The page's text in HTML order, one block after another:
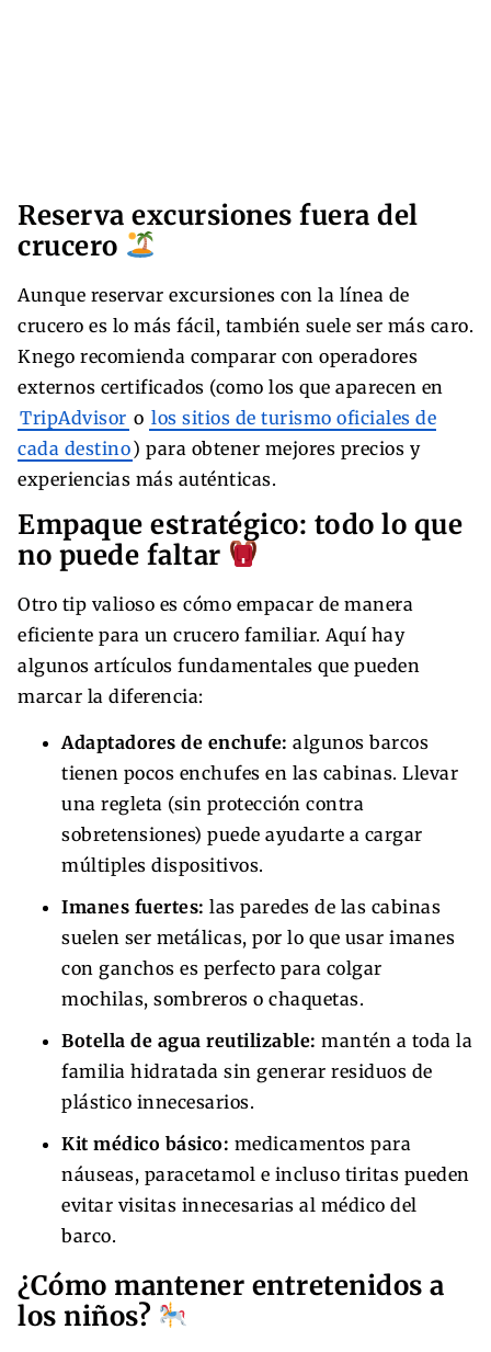
Reserva excursiones fuera del
crucero
Aunque reservar excursiones con la línea de
crucero es lo más fácil, también suele ser más caro.
Knego recomienda comparar con operadores
externos certificados (como los que aparecen en
TripAdvisor o los sitios de turismo oficiales de
cada destino) para obtener mejores precios y
experiencias más auténticas.
Empaque estratégico: todo lo que
no puede faltar
Otro tip valioso es cómo empacar de manera
eficiente para un crucero familiar. Aquí hay
algunos artículos fundamentales que pueden
marcar la diferencia:
Adaptadores de enchufe: algunos barcos
tienen pocos enchufes en las cabinas. Llevar
una regleta (sin protección contra
sobretensiones) puede ayudarte a cargar
múltiples dispositivos.
Imanes fuertes: las paredes de las cabinas
suelen ser metálicas, por lo que usar imanes
con ganchos es perfecto para colgar
mochilas, sombreros o chaquetas.
Botella de agua reutilizable: mantén a toda la
familia hidratada sin generar residuos de
plástico innecesarios.
Kit médico básico: medicamentos para
náuseas, paracetamol e incluso tiritas pueden
evitar visitas innecesarias al médico del
barco.
¿Cómo mantener entretenidos a
los niños?